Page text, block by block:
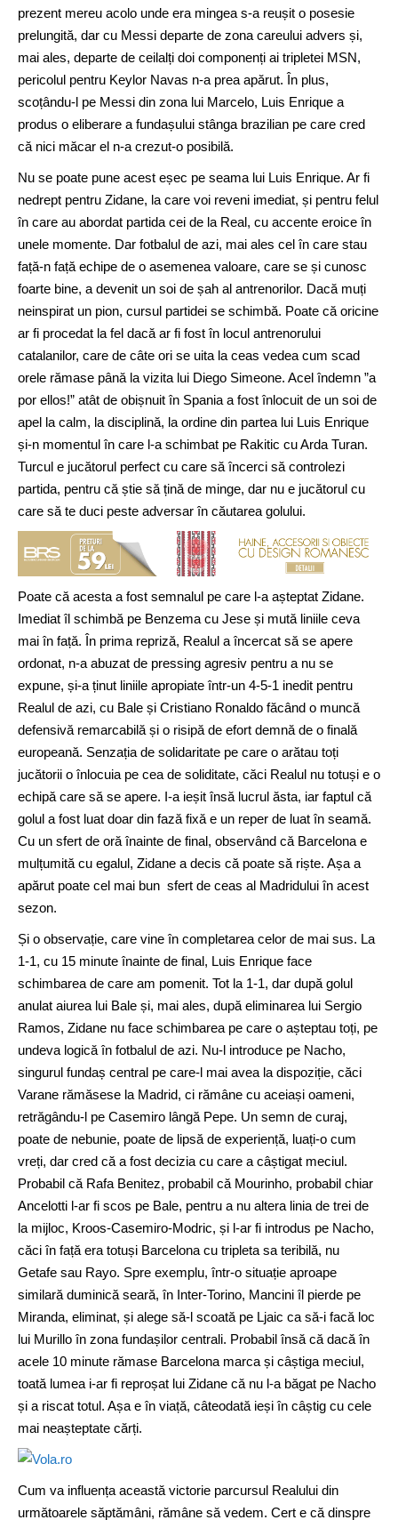
prezent mereu acolo unde era mingea s-a reușit o posesie
prelungită, dar cu Messi departe de zona careului advers și,
mai ales, departe de ceilalți doi componenți ai tripletei MSN,
pericolul pentru Keylor Navas n-a prea apărut. În plus,
scoțându-l pe Messi din zona lui Marcelo, Luis Enrique a
produs o eliberare a fundașului stânga brazilian pe care cred
că nici măcar el n-a crezut-o posibilă.
Nu se poate pune acest eșec pe seama lui Luis Enrique. Ar fi
nedrept pentru Zidane, la care voi reveni imediat, și pentru felul
în care au abordat partida cei de la Real, cu accente eroice în
unele momente. Dar fotbalul de azi, mai ales cel în care stau
față-n față echipe de o asemenea valoare, care se și cunosc
foarte bine, a devenit un soi de șah al antrenorilor. Dacă muți
neinspirat un pion, cursul partidei se schimbă. Poate că oricine
ar fi procedat la fel dacă ar fi fost în locul antrenorului
catalanilor, care de câte ori se uita la ceas vedea cum scad
orele rămase până la vizita lui Diego Simeone. Acel îndemn ”a
por ellos!” atât de obișnuit în Spania a fost înlocuit de un soi de
apel la calm, la disciplină, la ordine din partea lui Luis Enrique
și-n momentul în care l-a schimbat pe Rakitic cu Arda Turan.
Turcul e jucătorul perfect cu care să încerci să controlezi
partida, pentru că știe să țină de minge, dar nu e jucătorul cu
care să te duci peste adversar în căutarea golului.
Poate că acesta a fost semnalul pe care l-a așteptat Zidane.
Imediat îl schimbă pe Benzema cu Jese și mută liniile ceva
mai în față. În prima repriză, Realul a încercat să se apere
ordonat, n-a abuzat de pressing agresiv pentru a nu se
expune, și-a ținut liniile apropiate într-un 4-5-1 inedit pentru
Realul de azi, cu Bale și Cristiano Ronaldo făcând o muncă
defensivă remarcabilă și o risipă de efort demnă de o finală
europeană. Senzația de solidaritate pe care o arătau toți
jucătorii o înlocuia pe cea de soliditate, căci Realul nu totuși e o
echipă care să se apere. I-a ieșit însă lucrul ăsta, iar faptul că
golul a fost luat doar din fază fixă e un reper de luat în seamă.
Cu un sfert de oră înainte de final, observând că Barcelona e
mulțumită cu egalul, Zidane a decis că poate să riște. Așa a
apărut poate cel mai bun sfert de ceas al Madridului în acest
sezon.
Și o observație, care vine în completarea celor de mai sus. La
1-1, cu 15 minute înainte de final, Luis Enrique face
schimbarea de care am pomenit. Tot la 1-1, dar după golul
anulat aiurea lui Bale și, mai ales, după eliminarea lui Sergio
Ramos, Zidane nu face schimbarea pe care o așteptau toți, pe
undeva logică în fotbalul de azi. Nu-l introduce pe Nacho,
singurul fundaș central pe care-l mai avea la dispoziție, căci
Varane rămăsese la Madrid, ci rămâne cu aceiași oameni,
retrăgându-l pe Casemiro lângă Pepe. Un semn de curaj,
poate de nebunie, poate de lipsă de experiență, luați-o cum
vreți, dar cred că a fost decizia cu care a câștigat meciul.
Probabil că Rafa Benitez, probabil că Mourinho, probabil chiar
Ancelotti l-ar fi scos pe Bale, pentru a nu altera linia de trei de
la mijloc, Kroos-Casemiro-Modric, și l-ar fi introdus pe Nacho,
căci în față era totuși Barcelona cu tripleta sa teribilă, nu
Getafe sau Rayo. Spre exemplu, într-o situație aproape
similară duminică seară, în Inter-Torino, Mancini îl pierde pe
Miranda, eliminat, și alege să-l scoată pe Ljaic ca să-i facă loc
lui Murillo în zona fundașilor centrali. Probabil însă că dacă în
acele 10 minute rămase Barcelona marca și câștiga meciul,
toată lumea i-ar fi reproșat lui Zidane că nu l-a băgat pe Nacho
și a riscat totul. Așa e în viață, câteodată ieși în câștig cu cele
mai neașteptate cărți.
Cum va influența această victorie parcursul Realului din
următoarele săptămâni, rămâne să vedem. Cert e că dinspre